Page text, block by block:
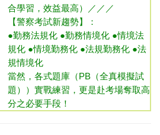
合學習，效益最高）／／／
【警察考試新趨勢】：
●勤務法規化 ●勤務情境化 ●情境法
規化 ●情境勤務化 ●法規勤務化 ●法
規情境化
當然，各式題庫（PB（全真模擬試
題））實戰練習，更是赴考場奪取高
分之必要手段！